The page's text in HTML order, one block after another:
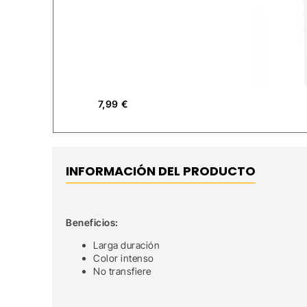
7,99€
INFORMACIÓN DEL PRODUCTO
Beneficios:
Larga duración
Color intenso
No transfiere